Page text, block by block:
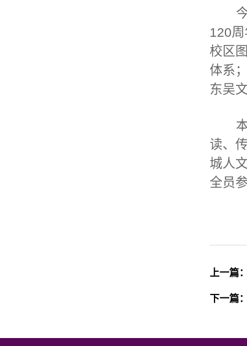
120
校区
体系
东吴
读、
城人
全员
上一篇：
下一篇：